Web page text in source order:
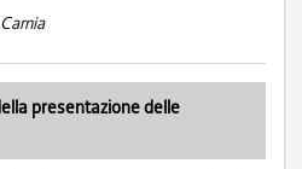
presentazione delle